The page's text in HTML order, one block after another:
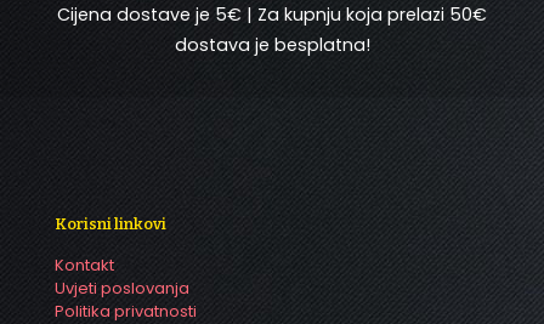
Cijena dostave je 5€ | Za kupnju koja prelazi 50€
dostava je besplatna!
Korisni linkovi
Kontakt
Uvjeti poslovanja
Politika privatnosti